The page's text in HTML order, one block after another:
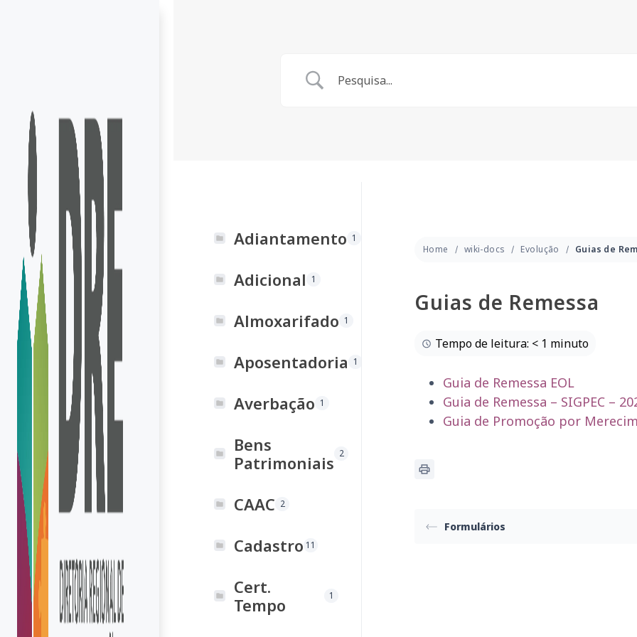
Adiantamento 1
Adicional 1
Almoxarifado 1
Aposentadoria 1
Averbação 1
Bens
Patrimoniais 2
CAAC 2
Cadastro 11
Cert.
Tempo
1
Home wiki-docs Evolução
Guias de Remessa
Tempo de leitura: < 1 minuto
Guia de Remessa EOL
Guia de Remessa – SIGPEC –
Guia de Promoção por
Formulários